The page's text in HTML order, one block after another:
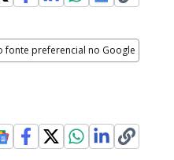
fonte preferencial no Google